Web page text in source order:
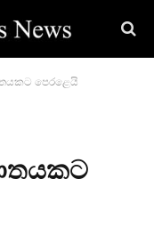
පෙරළෙයි